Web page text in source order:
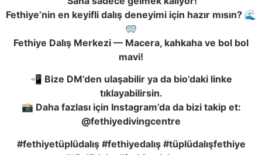
Fethiye’nin en keyifli dalış deneyimi için hazır mısın? 🌊
🥽
Fethiye Dalış Merkezi — Macera, kahkaha ve bol bol
mavi!
📲 Bize DM’den ulaşabilir ya da bio’daki linke
tıklayabilirsin.
📸 Daha fazlası için Instagram’da da bizi takip et:
@fethiyedivingcentre
#fethiyetüplüdalış #fethiyedalış #tüplüdalışfethiye